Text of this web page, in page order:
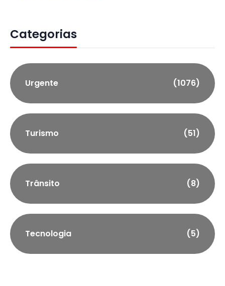
Categorias
Urgente (1076)
Turismo (51)
Trânsito (8)
Tecnologia (5)